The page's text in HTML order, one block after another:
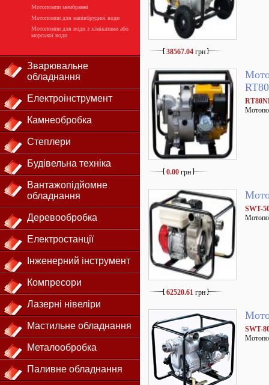
Мотопомпи мембранні
Мотопомпи для напівбрудної води
Мотопомпи для води з хімікатами або
морської води
Зварювальне
обладнання
Електроінструмент
Камнеобробка
Степлери
Будівельна техніка
Вантажопідйомне
обладнання
Деревообробка
Електростанції
Інженерний інструмент
Компресори
Лазерні нівеліри
Мастильне обладнання
Металообробка
Паливне обладнання
38567.04 грн
0.00 грн
62520.61 грн
SWT-
SWT-